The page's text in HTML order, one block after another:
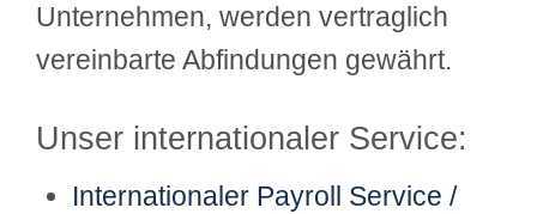
Unternehmen, werden vertraglich
vereinbarte Abfindungen gewährt.
Unser internationaler Service:
Internationaler Payroll Service /